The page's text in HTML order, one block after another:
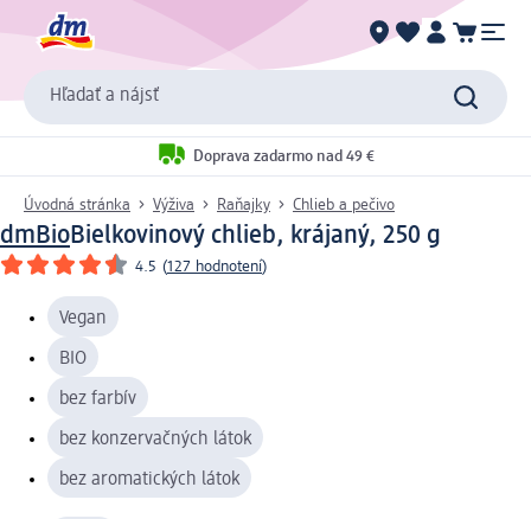
Hľadať a nájsť
Doprava zadarmo nad 49 €
Úvodná stránka Výživa Raňajky Chlieb a pečivo
dmBioBielkovinový chlieb, krájaný, 250 g
4.5 (127 hodnotení)
Vegan
BIO
bez farbív
bez konzervačných látok
bez aromatických látok